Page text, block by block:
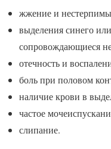
жжение и
выделения синего
сопровождающиеся
отечность и
боль при половом
наличие крови в
частое
слипание.